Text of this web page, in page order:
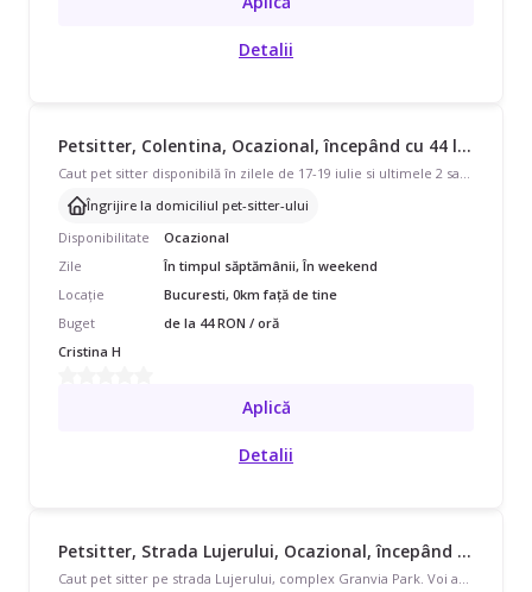
Detalii
Petsitter, Colentina, Ocazional, începând cu 44 lei/oră
Îngrijire la domiciliul pet-sitter-ului
Disponibilitate
Ocazional
Zile
În timpul săptămânii, În weekend
Locație
Bucuresti, 0km față de tine
Buget
de la 44 RON / oră
Cristina H
Aplică
Detalii
Petsitter, Strada Lujerului, Ocazional, începând cu 40 lei/oră